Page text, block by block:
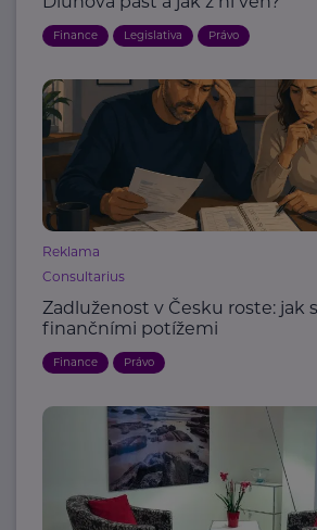
Finance Legislativa Právo
Reklama
Consultarius
Zadluženost v Česku roste: jak
finančními potížemi
Finance Právo